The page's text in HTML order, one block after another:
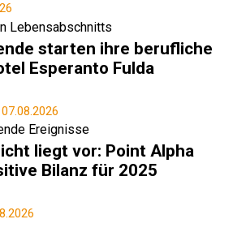
Lebensabschnitts
starten ihre berufliche
Esperanto Fulda
07.08.2026
Ereignisse
liegt vor: Point Alpha
Bilanz für 2025